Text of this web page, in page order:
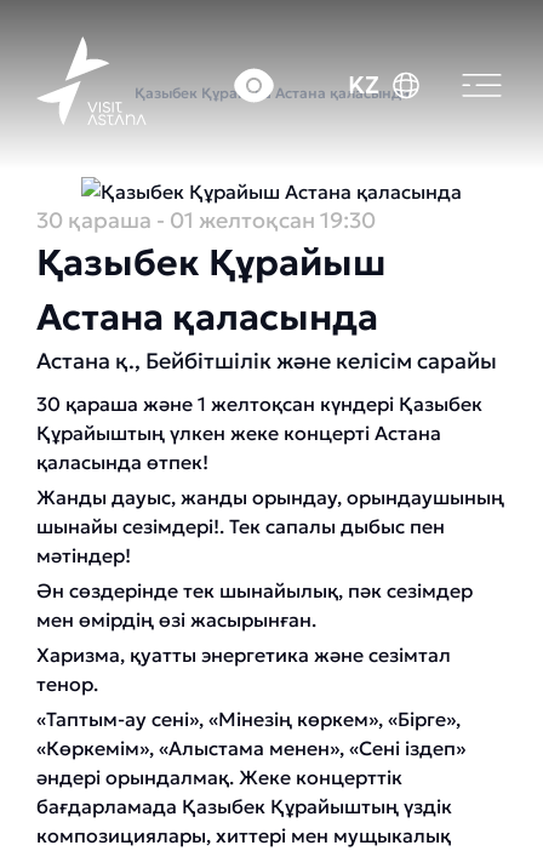
KZ
Оқиғалар күнтізбесі
Қазыбек Құрайыш Астана қаласында
30 қараша - 01 желтоқсан 19:30
Қазыбек Құрайыш
Астана қаласында
Астана қ., Бейбітшілік және келісім сарайы
30 қараша және 1 желтоқсан күндері Қазыбек
Құрайыштың үлкен жеке концерті Астана
қаласында өтпек!
Жанды дауыс, жанды орындау, орындаушының
шынайы сезімдері!. Тек сапалы дыбыс пен
мәтіндер!
Ән сөздерінде тек шынайылық, пәк сезімдер
мен өмірдің өзі жасырынған.
Харизма, қуатты энергетика және сезімтал
тенор.
«Таптым-ау сені», «Мінезің көркем», «Бірге»,
«Көркемім», «Алыстама менен», «Сені іздеп»
әндері орындалмақ. Жеке концерттік
бағдарламада Қазыбек Құрайыштың үздік
композициялары, хиттері мен мущыкалық